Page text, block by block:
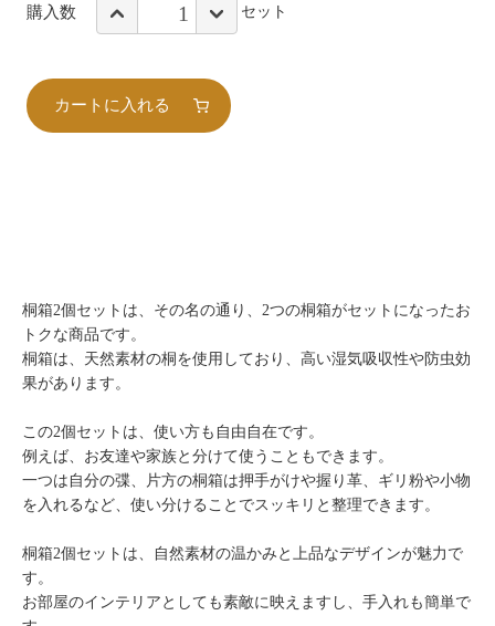
購入数 セット
カートに入れる
桐箱2個セットは、その名の通り、2つの桐箱がセットになったお
トクな商品です。
桐箱は、天然素材の桐を使用しており、高い湿気吸収性や防虫効
果があります。
この2個セットは、使い方も自由自在です。
例えば、お友達や家族と分けて使うこともできます。
一つは自分の弽、片方の桐箱は押手がけや握り革、ギリ粉や小物
を入れるなど、使い分けることでスッキリと整理できます。
桐箱2個セットは、自然素材の温かみと上品なデザインが魅力で
す。
お部屋のインテリアとしても素敵に映えますし、手入れも簡単で